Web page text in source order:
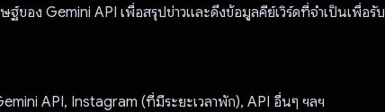
อง Gemini API เพื่อสรุปข่าวและดึงข้อมูลคีย์เวิร์ดที่จำเป็นเพื่อรับ
API, Instagram (ที่มีระยะเวลาพัก), API อื่นๆ ฯลฯ